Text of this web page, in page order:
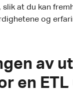
slik at du kan
og
av
en